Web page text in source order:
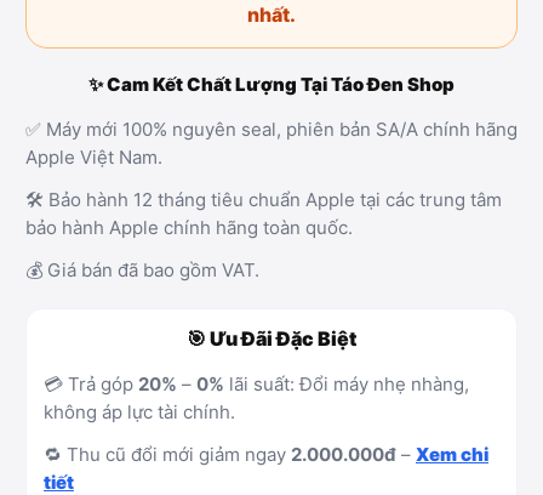
nhất.
✨ Cam Kết Chất Lượng Tại Táo Đen Shop
✅ Máy mới 100% nguyên seal, phiên bản SA/A chính hãng
Apple Việt Nam.
🛠️ Bảo hành 12 tháng tiêu chuẩn Apple tại các trung tâm
bảo hành Apple chính hãng toàn quốc.
💰 Giá bán đã bao gồm VAT.
🎯 Ưu Đãi Đặc Biệt
💳 Trả góp 20% – 0% lãi suất: Đổi máy nhẹ nhàng,
không áp lực tài chính.
🔁 Thu cũ đổi mới giảm ngay 2.000.000đ – Xem chi
tiết